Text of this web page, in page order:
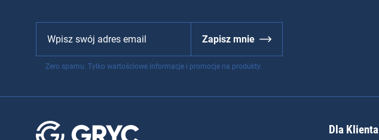
Zapisz mnie
Zero spamu. Tylko wartościowe informacje i promocje na produkty.
Dla Klienta